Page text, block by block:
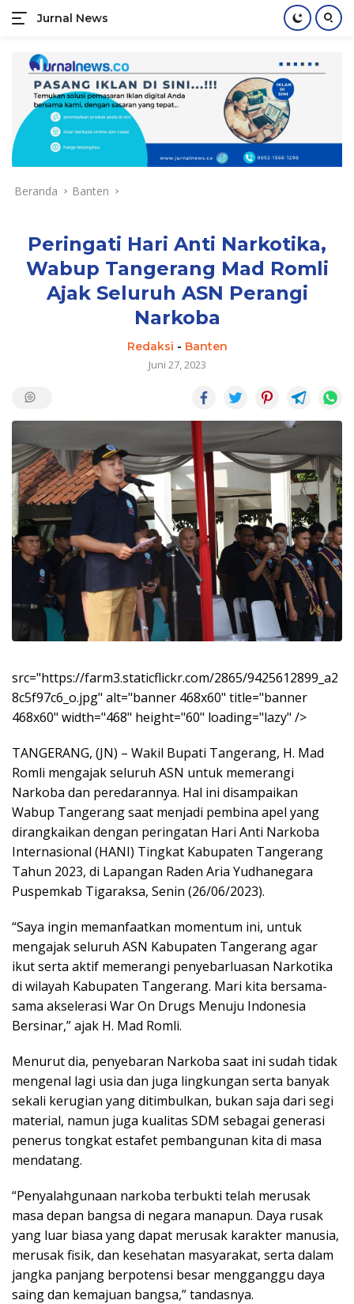
konten
Jurnal News
Jendela
Rakyat
Beranda Banten
Peringati Hari Anti Narkotika,
Wabup Tangerang Mad Romli
Ajak Seluruh ASN Perangi
Narkoba
Redaksi - Banten
Juni 27, 2023
src="https://farm3.staticflickr.com/2865/9425612899_a2
8c5f97c6_o.jpg" alt="banner 468x60" title="banner
468x60" width="468" height="60" loading="lazy" />
TANGERANG, (JN) – Wakil Bupati Tangerang, H. Mad
Romli mengajak seluruh ASN untuk memerangi
Narkoba dan peredarannya. Hal ini disampaikan
Wabup Tangerang saat menjadi pembina apel yang
dirangkaikan dengan peringatan Hari Anti Narkoba
Internasional (HANI) Tingkat Kabupaten Tangerang
Tahun 2023, di Lapangan Raden Aria Yudhanegara
Puspemkab Tigaraksa, Senin (26/06/2023).
“Saya ingin memanfaatkan momentum ini, untuk
mengajak seluruh ASN Kabupaten Tangerang agar
ikut serta aktif memerangi penyebarluasan Narkotika
di wilayah Kabupaten Tangerang. Mari kita bersama-
sama akselerasi War On Drugs Menuju Indonesia
Bersinar,” ajak H. Mad Romli.
Menurut dia, penyebaran Narkoba saat ini sudah tidak
mengenal lagi usia dan juga lingkungan serta banyak
sekali kerugian yang ditimbulkan, bukan saja dari segi
material, namun juga kualitas SDM sebagai generasi
penerus tongkat estafet pembangunan kita di masa
mendatang.
“Penyalahgunaan narkoba terbukti telah merusak
masa depan bangsa di negara manapun. Daya rusak
yang luar biasa yang dapat merusak karakter manusia,
merusak fisik, dan kesehatan masyarakat, serta dalam
jangka panjang berpotensi besar mengganggu daya
saing dan kemajuan bangsa,” tandasnya.